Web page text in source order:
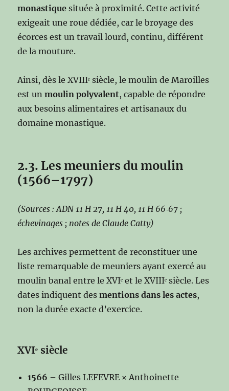
monastique située à proximité. Cette activité
exigeait une roue dédiée, car le broyage des
écorces est un travail lourd, continu, différent
de la mouture.
Ainsi, dès le XVIIIᵉ siècle, le moulin de Maroilles
est unmoulin polyvalent, capable de répondre
aux besoins alimentaires et artisanaux du
domaine monastique.
2.3. Les meuniers du moulin
(1566–1797)
(Sources : ADN 11 H 27, 11 H 40, 11 H 66‑67 ;
échevinages ; notes de Claude Catty)
Les archives permettent de reconstituer une
liste remarquable de meuniers ayant exercé au
moulin banal entre le XVIᵉ et le XVIIIᵉ siècle. Les
dates indiquent desmentions dans les actes,
non la durée exacte d’exercice.
XVIᵉ siècle
1566 – Gilles LEFEVRE × Anthoinette